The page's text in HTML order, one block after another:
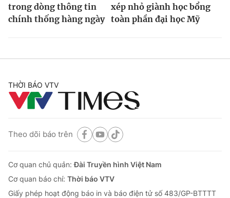
trong dòng thông tin
chính thống hàng ngày
xép nhỏ giành học bổng
toàn phần đại học Mỹ
THỜI BÁO VTV
Theo dõi báo trên
Cơ quan chủ quản:Đài Truyền hình Việt Nam
Cơ quan báo chí: Thời báo VTV
Giấy phép hoạt động báo in và báo điện tử số 483/GP-BTTTT